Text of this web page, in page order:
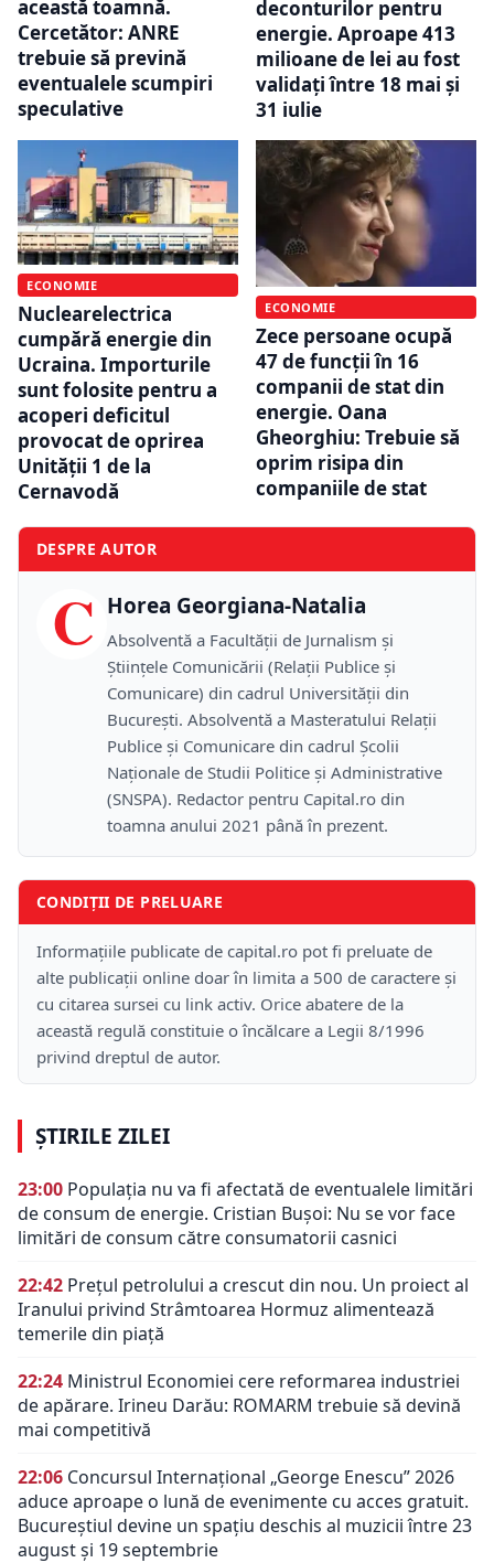
această toamnă.
Cercetător: ANRE
trebuie să prevină
eventualele scumpiri
speculative
deconturilor pentru
energie. Aproape 413
milioane de lei au fost
validați între 18 mai și
31 iulie
ECONOMIE
Nuclearelectrica
cumpără energie din
Ucraina. Importurile
sunt folosite pentru a
acoperi deficitul
provocat de oprirea
Unității 1 de la
Cernavodă
ECONOMIE
Zece persoane ocupă
47 de funcții în 16
companii de stat din
energie. Oana
Gheorghiu: Trebuie să
oprim risipa din
companiile de stat
DESPRE AUTOR
C Horea Georgiana-Natalia
Absolventă a Facultății de Jurnalism și
Științele Comunicării (Relații Publice și
Comunicare) din cadrul Universității din
București. Absolventă a Masteratului Relații
Publice și Comunicare din cadrul Școlii
Naţionale de Studii Politice și Administrative
(SNSPA). Redactor pentru Capital.ro din
toamna anului 2021 până în prezent.
CONDIȚII DE PRELUARE
Informațiile publicate de capital.ro pot fi preluate de
alte publicații online doar în limita a 500 de caractere și
cu citarea sursei cu link activ. Orice abatere de la
această regulă constituie o încălcare a Legii 8/1996
privind dreptul de autor.
ȘTIRILE ZILEI
23:00 Populația nu va fi afectată de eventualele limitări
de consum de energie. Cristian Bușoi: Nu se vor face
limitări de consum către consumatorii casnici
22:42 Prețul petrolului a crescut din nou. Un proiect al
Iranului privind Strâmtoarea Hormuz alimentează
temerile din piață
22:24 Ministrul Economiei cere reformarea industriei
de apărare. Irineu Darău: ROMARM trebuie să devină
mai competitivă
22:06 Concursul Internațional „George Enescu” 2026
aduce aproape o lună de evenimente cu acces gratuit.
Bucureștiul devine un spațiu deschis al muzicii între 23
august și 19 septembrie